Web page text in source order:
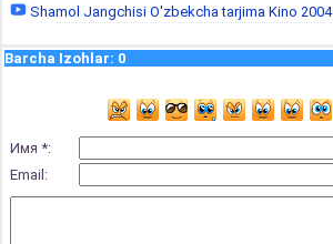
Shamol Jangchisi O'zbekcha tarjima Kino 2004
Barcha Izohlar: 0
Имя *:
Email: